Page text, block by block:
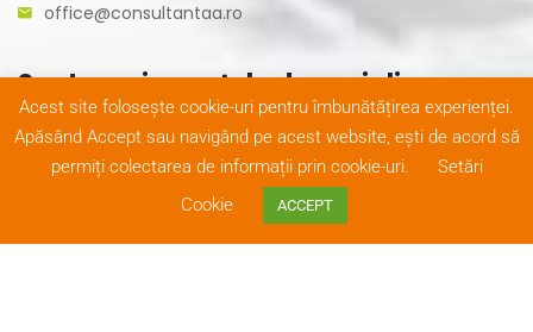
office@consultantaa.ro
Suntem și pe rețele de socializare
Acest site folosește cookie-uri pentru îmbunătățirea experienței.
Apăsând Accept sau navigând pe acest website, ești de acord să
permiți colectarea de informații prin cookie-uri.
Setări
Cookie
ACCEPT